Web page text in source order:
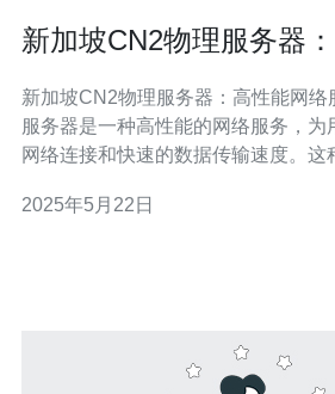
新加坡CN2物理服务器
新加坡CN2物理服务器：高性能网络服务 新加坡
服务器是一种高性能的网络服务，为
网络连接和快速的数据传输速度。这
适用于对网络速度和稳定性有要求的用户。 新加
2025年5月22日